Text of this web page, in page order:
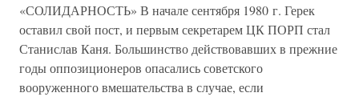
«СОЛИДАРНОСТЬ» В начале сентября 1980 г. Герек
оставил свой пост, и первым секретарем ЦК ПОРП стал
Станислав Каня. Большинство действовавших в прежние
годы оппозиционеров опасались советского
вооруженного вмешательства в случае, если